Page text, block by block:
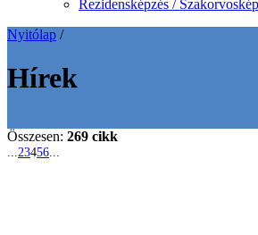
Rezidensképzés /
Nyitólap /
Hírek
Összesen: 269 cikk
23456